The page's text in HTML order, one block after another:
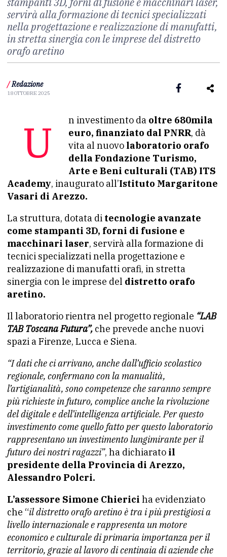
servirà alla formazione di tecnici specializzati
nella progettazione e realizzazione di manufatti,
in stretta sinergia con le imprese del distretto
orafo aretino
/ Redazione
18 OTTOBRE 2025
Un investimento da oltre 680mila
euro, finanziato dal PNRR, dà
vita al nuovo laboratorio orafo
della Fondazione Turismo,
Arte e Beni culturali (TAB) ITS
Academy, inaugurato all’Istituto Margaritone
Vasari di Arezzo.
La struttura, dotata di tecnologie avanzate
come stampanti 3D, forni di fusione e
macchinari laser, servirà alla formazione di
tecnici specializzati nella progettazione e
realizzazione di manufatti orafi, in stretta
sinergia con le imprese del distretto orafo
aretino.
Il laboratorio rientra nel progetto regionale “LAB
TAB Toscana Futura”, che prevede anche nuovi
spazi a Firenze, Lucca e Siena.
“I dati che ci arrivano, anche dall’ufficio scolastico
regionale, confermano con la manualità,
l’artigianalità, sono competenze che saranno sempre
più richieste in futuro, complice anche la rivoluzione
del digitale e dell’intelligenza artificiale. Per questo
investimento come quello fatto per questo laboratorio
rappresentano un investimento lungimirante per il
futuro dei nostri ragazzi”, ha dichiarato il
presidente della Provincia di Arezzo,
Alessandro Polcri.
L’assessore Simone Chierici ha evidenziato
che “il distretto orafo aretino è tra i più prestigiosi a
livello internazionale e rappresenta un motore
economico e culturale di primaria importanza per il
territorio, grazie al lavoro di centinaia di aziende che